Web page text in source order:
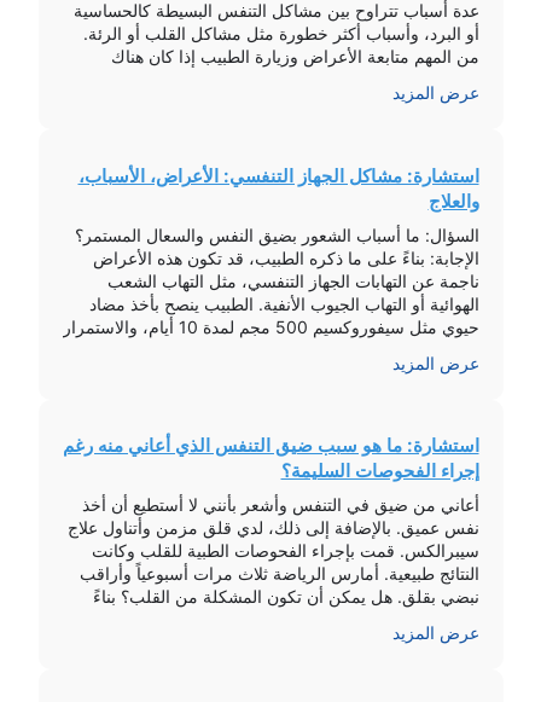
عدة أسباب تتراوح بين مشاكل التنفس البسيطة كالحساسية
أو البرد، وأسباب أكثر خطورة مثل مشاكل القلب أو الرئة.
من المهم متابعة الأعراض وزيارة الطبيب إذا كان هناك
عرض المزيد
استشارة: مشاكل الجهاز التنفسي: الأعراض، الأسباب،
والعلاج
السؤال: ما أسباب الشعور بضيق النفس والسعال المستمر؟
الإجابة: بناءً على ما ذكره الطبيب، قد تكون هذه الأعراض
ناجمة عن التهابات الجهاز التنفسي، مثل التهاب الشعب
الهوائية أو التهاب الجيوب الأنفية. الطبيب ينصح بأخذ مضاد
حيوي مثل سيفوروكسيم 500 مجم لمدة 10 أيام، والاستمرار
علامات مشاكل […]
عرض المزيد
استشارة: ما هو سبب ضيق التنفس الذي أعاني منه رغم
إجراء الفحوصات السليمة؟
أعاني من ضيق في التنفس وأشعر بأنني لا أستطيع أن أخذ
نفس عميق. بالإضافة إلى ذلك، لدي قلق مزمن وأتناول علاج
سيبرالكس. قمت بإجراء الفحوصات الطبية للقلب وكانت
النتائج طبيعية. أمارس الرياضة ثلاث مرات أسبوعياً وأراقب
نبضي بقلق. هل يمكن أن تكون المشكلة من القلب؟ بناءً
احتمالاً […]
عرض المزيد